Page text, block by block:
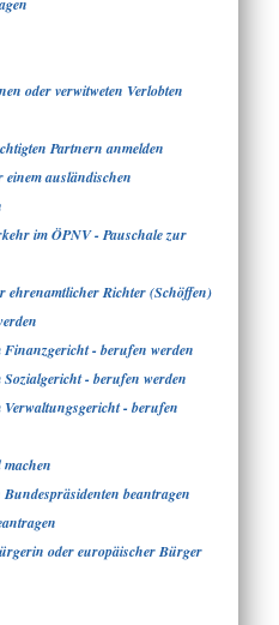
oder verwitweten Verlobten
Partnern anmelden
ausländischen
im ÖPNV - Pauschale zur
ehrenamtlicher Richter (Schöffen)
- berufen werden
- berufen werden
- berufen
beantragen
oder europäischer Bürger